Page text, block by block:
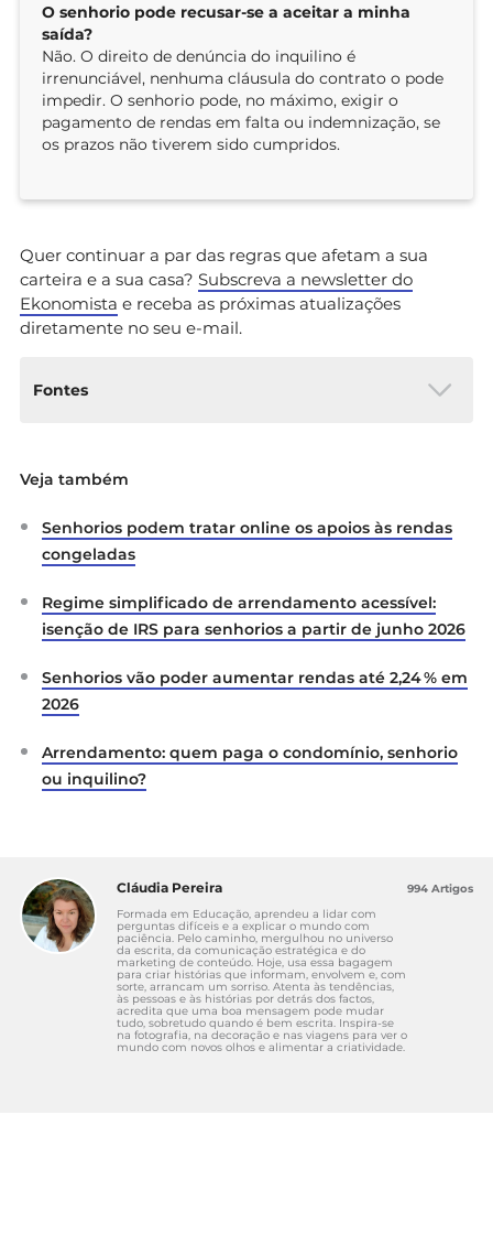
O senhorio pode recusar-se a aceitar a minha
saída?
Não. O direito de denúncia do inquilino é
irrenunciável, nenhuma cláusula do contrato o pode
impedir. O senhorio pode, no máximo, exigir o
pagamento de rendas em falta ou indemnização, se
os prazos não tiverem sido cumpridos.
Quer continuar a par das regras que afetam a sua
carteira e a sua casa? Subscreva a newsletter do
Ekonomista e receba as próximas atualizações
diretamente no seu e-mail.
Fontes
1097.º, 1098.º, 1100.º e 1101.º (versão consolidada,
Diário da República Eletrónico.
https://diariodarepublica.pt/dr/legislacao-
122540648
Diário da República, 1.ª série, n.º 157, de 14 de
agosto de 2012 (Lei n.º 31/2012, texto original dos
artigos 1083.º, 1084.º e 1098.º).
https://files.dre.pt/1s/2012/08/15700/0441104452.p
Veja também
Senhorios podem tratar online os apoios às rendas
congeladas
Regime simplificado de arrendamento acessível:
isenção de IRS para senhorios a partir de junho 2026
Senhorios vão poder aumentar rendas até 2,24 % em
2026
Arrendamento: quem paga o condomínio, senhorio
ou inquilino?
Cláudia Pereira
Formada em Educação, aprendeu a lidar com
perguntas difíceis e a explicar o mundo com
paciência. Pelo caminho, mergulhou no universo
da escrita, da comunicação estratégica e do
marketing de conteúdo. Hoje, usa essa bagagem
para criar histórias que informam, envolvem e, com
sorte, arrancam um sorriso. Atenta às tendências,
às pessoas e às histórias por detrás dos factos,
acredita que uma boa mensagem pode mudar
tudo, sobretudo quando é bem escrita. Inspira-se
na fotografia, na decoração e nas viagens para ver o
mundo com novos olhos e alimentar a criatividade.
994 Artigos